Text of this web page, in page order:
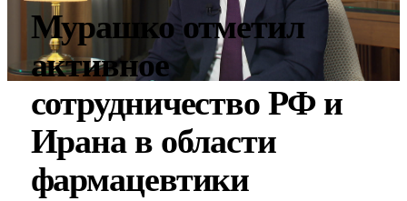
Мурашко отметил
активное
сотрудничество РФ и
Ирана в области
фармацевтики